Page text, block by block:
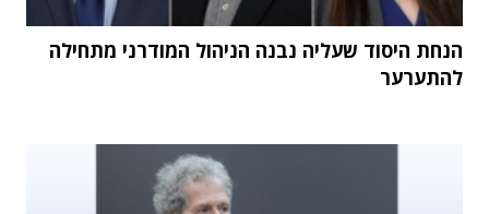
הנחת היסוד שעליה נבנה הניהול המודרני מתחילה
להתערער